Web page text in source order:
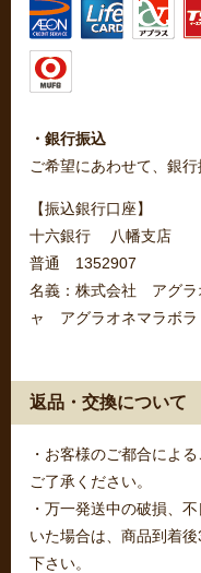
・銀行振込
ご希望にあわせて、銀
【振込銀行口座】
十六銀行 八幡支店
普通 1352907
名義：株式会社 アグラ
ャ アグラオネマラボラ
返品・交換について
・お客様のご都合によ
ご了承ください。
・万一発送中の破損、
いた場合は、商品到着
下さい。